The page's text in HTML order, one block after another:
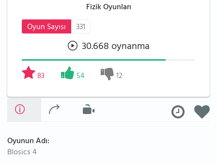
Fizik Oyunları
Oyun Sayısı
331
30.668 oynanma
83 54 12
Oyunun Adı:
Blosics 4